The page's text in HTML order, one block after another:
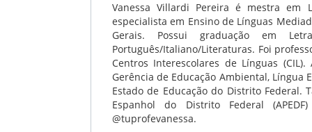
Vanessa Villardi Pereira é mestra em
especialista em Ensino de Línguas
Gerais. Possui graduação em
Português/Italiano/Literaturas. Foi
Centros Interescolares de Línguas
Gerência de Educação Ambiental, Língua
Estado de Educação do Distrito Federal.
Espanhol do Distrito Federal
@tuprofevanessa.